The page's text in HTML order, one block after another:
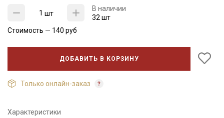
шт
В наличии
32 шт
Стоимость — 140 руб
ДОБАВИТЬ В КОРЗИНУ
Только онлайн-заказ
Характеристики
Секретная рассылка от Купава